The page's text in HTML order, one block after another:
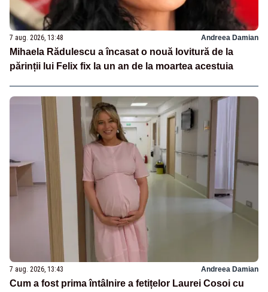
7 aug. 2026, 13:48 Andreea Damian
Mihaela Rădulescu a încasat o nouă lovitură de la
părinții lui Felix fix la un an de la moartea acestuia
7 aug. 2026, 13:43 Andreea Damian
Cum a fost prima întâlnire a fetițelor Laurei Cosoi cu